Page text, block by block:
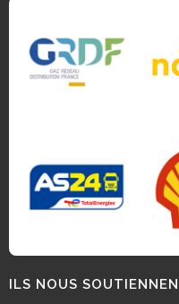
ILS NOUS